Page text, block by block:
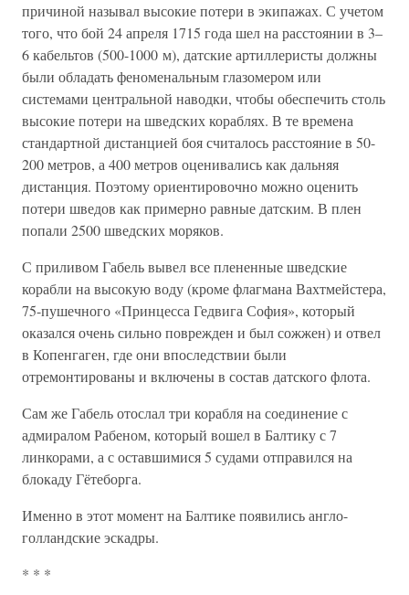
причиной называл высокие потери в экипажах. С учетом
того, что бой 24 апреля 1715 года шел на расстоянии в 3–
6 кабельтов (500-1000 м), датские артиллеристы должны
были обладать феноменальным глазомером или
системами центральной наводки, чтобы обеспечить столь
высокие потери на шведских кораблях. В те времена
стандартной дистанцией боя считалось расстояние в 50-
200 метров, а 400 метров оценивались как дальняя
дистанция. Поэтому ориентировочно можно оценить
потери шведов как примерно равные датским. В плен
попали 2500 шведских моряков.
С приливом Габель вывел все плененные шведские
корабли на высокую воду (кроме флагмана Вахтмейстера,
75-пушечного «Принцесса Гедвига София», который
оказался очень сильно поврежден и был сожжен) и отвел
в Копенгаген, где они впоследствии были
отремонтированы и включены в состав датского флота.
Сам же Габель отослал три корабля на соединение с
адмиралом Рабеном, который вошел в Балтику с 7
линкорами, а с оставшимися 5 судами отправился на
блокаду Гётеборга.
Именно в этот момент на Балтике появились англо-
голландские эскадры.
* * *